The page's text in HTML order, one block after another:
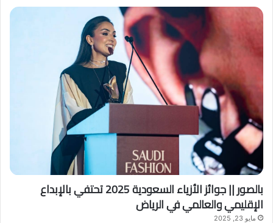
بالصور || جوائز الأزياء السعودية 2025 تحتفي بالإبداع
الإقليمي والعالمي في الرياض
مايو 23, 2025